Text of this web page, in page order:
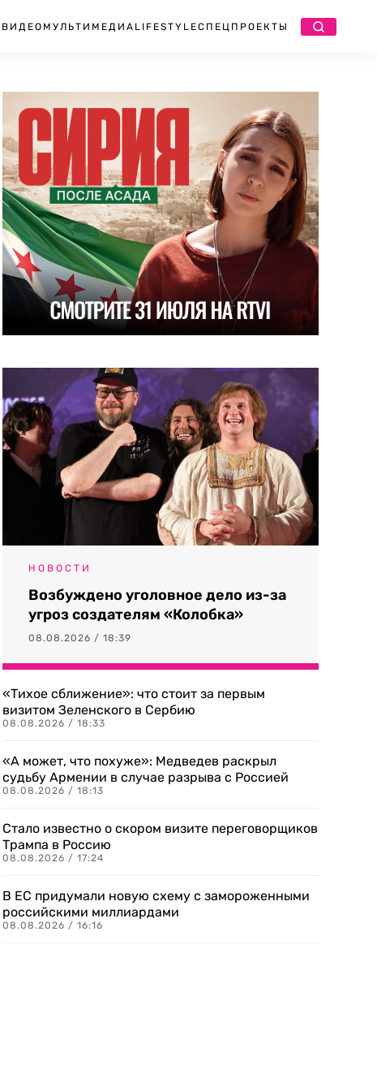
ВИДЕО МУЛЬТИМЕДИА LIFESTYLEСПЕЦПРОЕКТЫ
НОВОСТИ
Возбуждено уголовное дело из-за
угроз создателям «Колобка»
08.08.2026 / 18:39
«Тихое сближение»: что стоит за первым
визитом Зеленского в Сербию
08.08.2026 / 18:33
«А может, что похуже»: Медведев раскрыл
судьбу Армении в случае разрыва с Россией
08.08.2026 / 18:13
Стало известно о скором визите переговорщиков
Трампа в Россию
08.08.2026 / 17:24
В ЕС придумали новую схему с замороженными
российскими миллиардами
08.08.2026 / 16:16